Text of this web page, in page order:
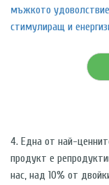
мъжкото
стимулиращ и
4. Една от най-
продукт е
нас, над 10% от